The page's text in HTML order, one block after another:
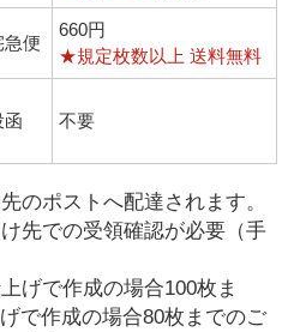
急便
660円
★規定枚数以上 送料無料
函 不要
のポストへ配達されます。
先での受領確認が必要（手
げで作成の場合100枚ま
で作成の場合80枚までのご